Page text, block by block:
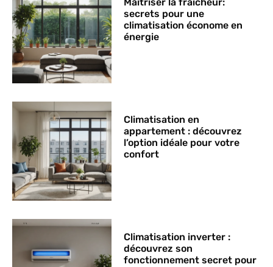
secrets pour une
climatisation économe en
énergie
Climatisation en
appartement : découvrez
l’option idéale pour votre
confort
Climatisation inverter :
découvrez son
fonctionnement secret pour